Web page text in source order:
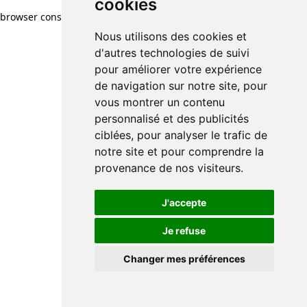
cookies
Nous utilisons des cookies et
d'autres technologies de suivi
pour améliorer votre expérience
de navigation sur notre site, pour
vous montrer un contenu
personnalisé et des publicités
ciblées, pour analyser le trafic de
notre site et pour comprendre la
provenance de nos visiteurs.
J'accepte
Je refuse
Changer mes préférences
browser console for more information)